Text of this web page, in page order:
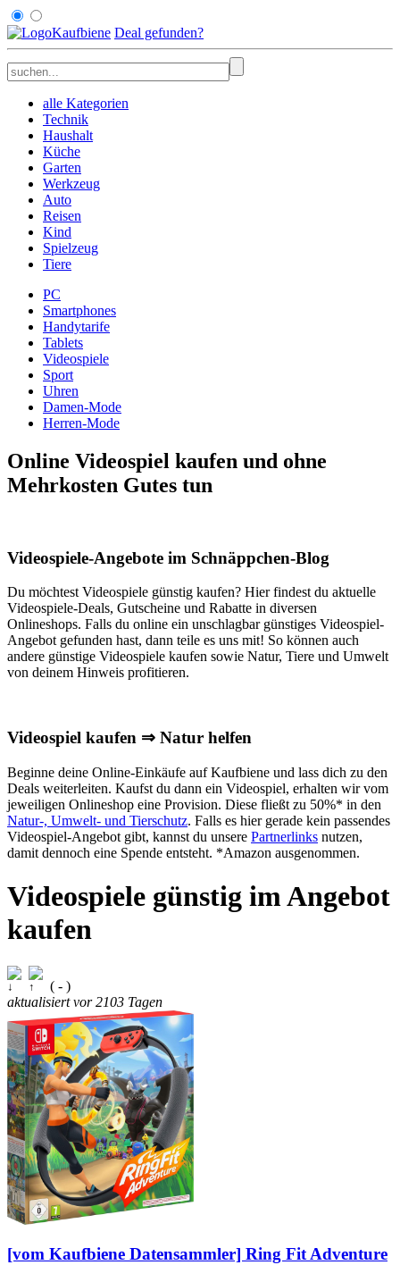
Kaufbiene Deal gefunden?
alle Kategorien
Technik
Haushalt
Küche
Garten
Werkzeug
Auto
Reisen
Kind
Spielzeug
Tiere
PC
Smartphones
Handytarife
Tablets
Videospiele
Sport
Uhren
Damen-Mode
Herren-Mode
Online Videospiel kaufen und ohne
Mehrkosten Gutes tun
Videospiele-Angebote im Schnäppchen-Blog
Du möchtest Videospiele günstig kaufen? Hier findest du aktuelle
Videospiele-Deals, Gutscheine und Rabatte in diversen
Onlineshops. Falls du online ein unschlagbar günstiges Videospiel-
Angebot gefunden hast, dann teile es uns mit! So können auch
andere günstige Videospiele kaufen sowie Natur, Tiere und Umwelt
von deinem Hinweis profitieren.
Videospiel kaufen ⇒ Natur helfen
Beginne deine Online-Einkäufe auf Kaufbiene und lass dich zu den
Deals weiterleiten. Kaufst du dann ein Videospiel, erhalten wir vom
jeweiligen Onlineshop eine Provision. Diese fließt zu 50%* in den
Natur-, Umwelt- und Tierschutz. Falls es hier gerade kein passendes
Videospiel-Angebot gibt, kannst du unsere Partnerlinks nutzen,
damit dennoch eine Spende entsteht. *Amazon ausgenommen.
Videospiele günstig im Angebot
kaufen
( - )
aktualisiert vor2103 Tagen
[vom Kaufbiene Datensammler] Ring Fit Adventure